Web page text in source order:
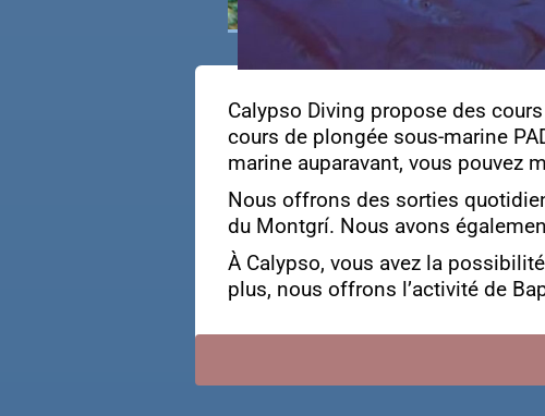
Calypso Diving propose des
cours de plongée sous-marine
marine auparavant, vous pouvez
Nous offrons des sorties
du Montgrí. Nous avons
À Calypso, vous avez la
plus, nous offrons l’activité de